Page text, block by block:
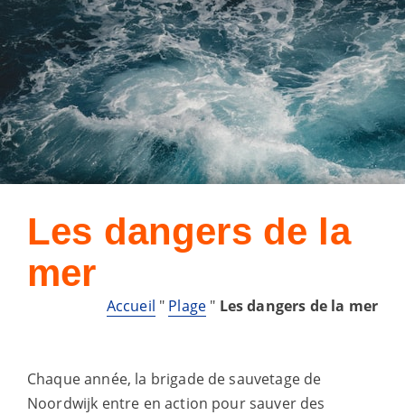
Les dangers de la
mer
Accueil " Plage " Les dangers de la mer
Chaque année, la brigade de sauvetage de
Noordwijk entre en action pour sauver des